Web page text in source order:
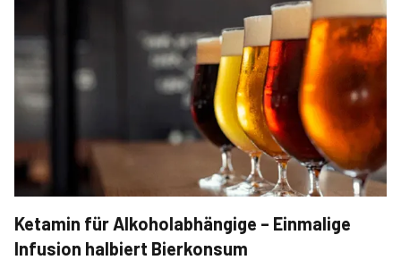
Ketamin für Alkoholabhängige – Einmalige
Infusion halbiert Bierkonsum